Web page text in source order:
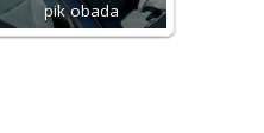
pik obada